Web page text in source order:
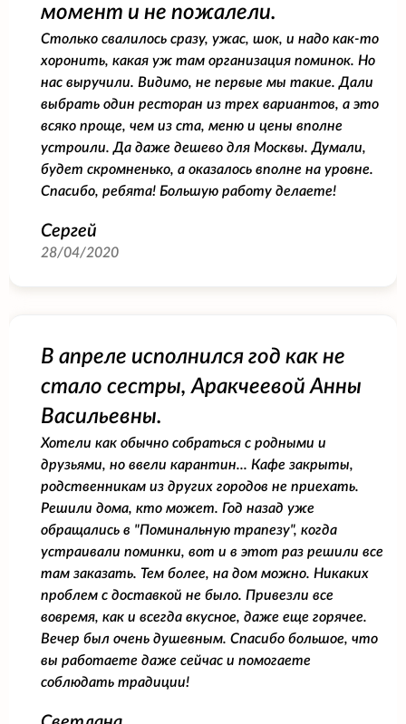
момент и не пожалели.
Столько свалилось сразу, ужас, шок, и надо как-то
хоронить, какая уж там организация поминок. Но
нас выручили. Видимо, не первые мы такие. Дали
выбрать один ресторан из трех вариантов, а это
всяко проще, чем из ста, меню и цены вполне
устроили. Да даже дешево для Москвы. Думали,
будет скромненько, а оказалось вполне на уровне.
Спасибо, ребята! Большую работу делаете!
Сергей
28/04/2020
В апреле исполнился год как не
стало сестры, Аракчеевой Анны
Васильевны.
Хотели как обычно собраться с родными и
друзьями, но ввели карантин... Кафе закрыты,
родственникам из других городов не приехать.
Решили дома, кто может. Год назад уже
обращались в "Поминальную трапезу", когда
устраивали поминки, вот и в этот раз решили все
там заказать. Тем более, на дом можно. Никаких
проблем с доставкой не было. Привезли все
вовремя, как и всегда вкусное, даже еще горячее.
Вечер был очень душевным. Спасибо большое, что
вы работаете даже сейчас и помогаете
соблюдать традиции!